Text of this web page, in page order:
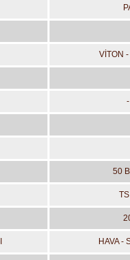
VİTON
50
HAVA -